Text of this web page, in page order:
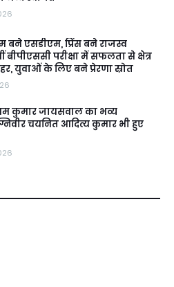
बने एसडीएम, प्रिंस बने राजस्व
बीपीएससी परीक्षा में सफलता से क्षेत्र
युवाओं के लिए बने प्रेरणा स्रोत
कुमार जायसवाल का भव्य
चयनित आदित्य कुमार भी हुए